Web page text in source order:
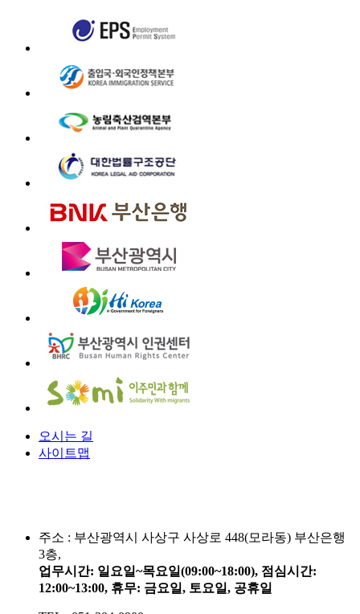
오시는 길
사이트맵
주소 : 부산광역시 사상구 사상로 448(모라동) 부산은행
3층,
업무시간: 일요일~목요일(09:00~18:00), 점심시간:
12:00~13:00, 휴무: 금요일, 토요일, 공휴일